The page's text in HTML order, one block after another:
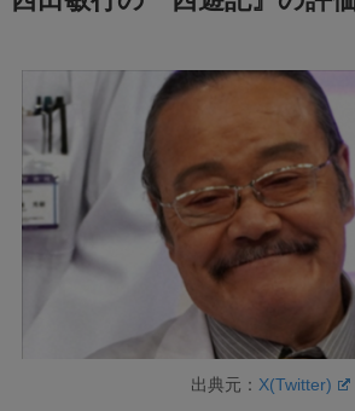
出典元： X(Twitter)